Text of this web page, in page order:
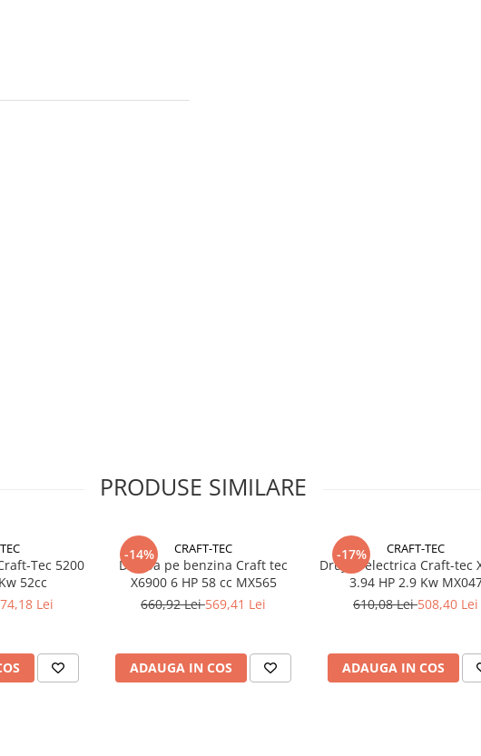
FUNCȚIUNE?
PRODUSE SIMILARE
Tec 5200
52cc
Lei
-14% CRAFT-TEC
Drujba pe benzina Craft tec
X6900 6 HP 58 cc MX565
660,92 Lei569,41 Lei
ADAUGA IN COS
-17% CRAFT-TEC
Drujba electrica Craft-tec
3.94 HP 2.9 Kw
610,08 Lei508,40 Lei
ADAUGA IN COS